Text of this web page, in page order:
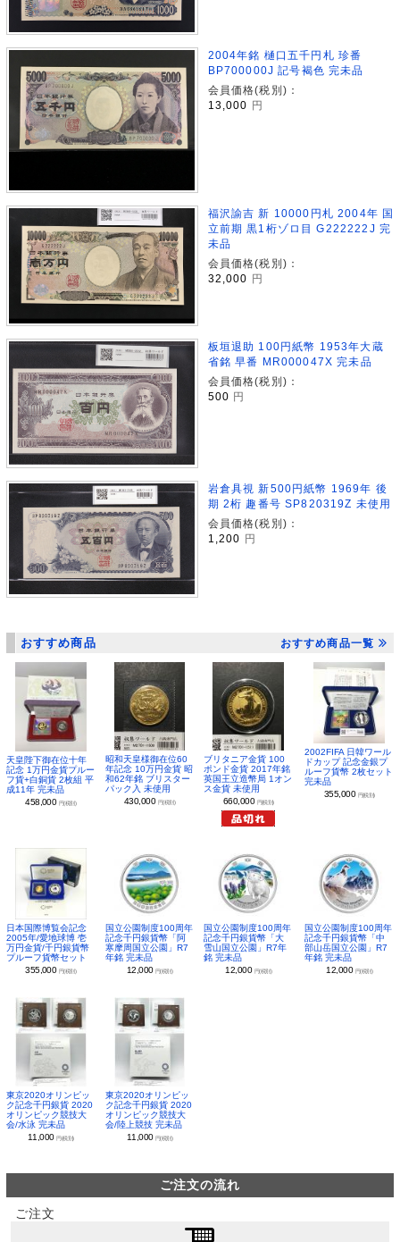
2004年銘 樋口五千円札 珍番
BP700000J 記号褐色 完未品
会員価格(税別)：
13,000
円
福沢諭吉 新 10000円札 2004年 国
立前期 黒1桁ゾロ目 G222222J 完
未品
会員価格(税別)：
32,000 円
板垣退助 100円紙幣 1953年大蔵
省銘 早番 MR000047X 完未品
会員価格(税別)：
500 円
岩倉具視 新500円紙幣 1969年 後
期 2桁 趣番号 SP820319Z 未使用
会員価格(税別)：
1,200 円
おすすめ商品 おすすめ商品一覧
天皇陛下御在位十年
記念 1万円金貨プルー
フ貨+白銅貨 2枚組 平
成11年 完未品
458,000 円(税別)
昭和天皇様御在位60
年記念 10万円金貨 昭
和62年銘 ブリスター
パック入 未使用
430,000 円(税別)
ブリタニア金貨 100
ポンド金貨 2017年銘
英国王立造幣局 1オン
ス金貨 未使用
660,000 円(税別)
2002FIFA 日韓ワール
ドカップ 記念金銀プ
ルーフ貨幣 2枚セット
完未品
355,000 円(税別)
日本国際博覧会記念
2005年/愛地球博 壱
万円金貨/千円銀貨幣
プルーフ貨幣セット
355,000 円(税別)
国立公園制度100周年
記念千円銀貨幣「阿
寒摩周国立公園」R7
年銘 完未品
12,000 円(税別)
国立公園制度100周年
記念千円銀貨幣「大
雪山国立公園」R7年
銘 完未品
12,000 円(税別)
国立公園制度100周年
記念千円銀貨幣「中
部山岳国立公園」R7
年銘 完未品
12,000 円(税別)
東京2020オリンピッ
ク記念千円銀貨 2020
オリンピック競技大
会/水泳 完未品
11,000円(税別)
東京2020オリンピッ
ク記念千円銀貨 2020
オリンピック競技大
会/陸上競技 完未品
11,000 円(税別)
ご注文の流れ
ご注文